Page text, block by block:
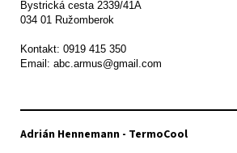
Bystrická cesta 2339/41A
034 01 Ružomberok
Kontakt: 0919 415 350
Adrián Hennemann - TermoCool